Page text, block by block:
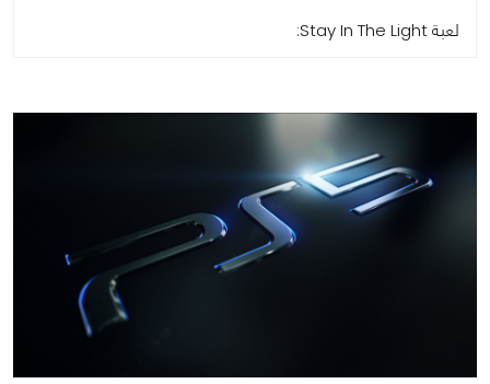
لعبة Stay In The Light: